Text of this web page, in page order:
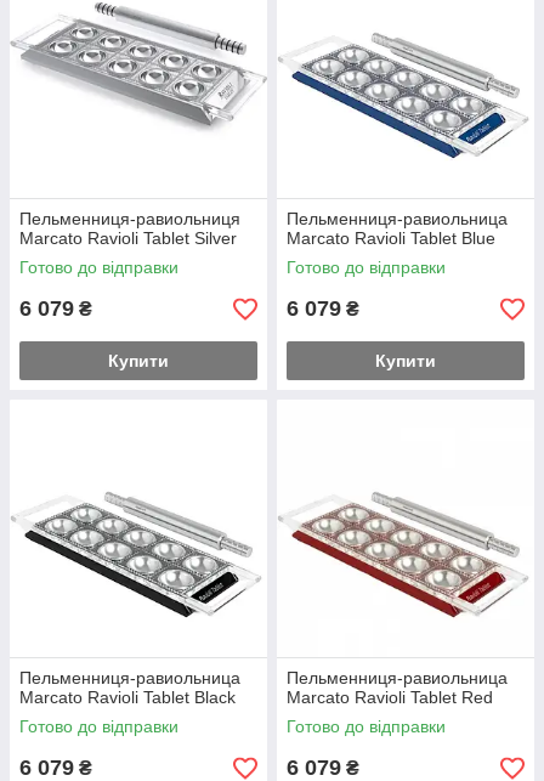
Пельменниця-равиольниця
Marcato Ravioli Tablet Silver
Готово до відправки
6 079 ₴
Купити
Пельменниця-равиольница
Marcato Ravioli Tablet Blue
Готово до відправки
6 079 ₴
Купити
Пельменниця-равиольница
Marcato Ravioli Tablet Black
Готово до відправки
6 079 ₴
Пельменниця-равиольница
Marcato Ravioli Tablet Red
Готово до відправки
6 079 ₴